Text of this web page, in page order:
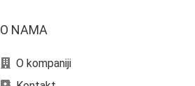
O NAMA
O kompaniji